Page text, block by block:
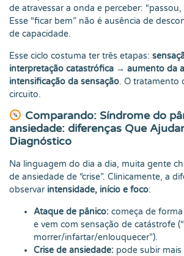
de atravessar a onda e perceber:
Esse “ficar bem” não é ausência de
de capacidade.
Esse ciclo costuma ter três etapas:
interpretação catastrófica → aumento da
intensificação da sensação. O tratamento
circuito.
Comparando: Síndrome do
ansiedade: diferenças Que
Diagnóstico
Na linguagem do dia a dia, muita gente
de ansiedade de “crise”. Clinicamente, a
observar intensidade, início e foco:
Ataque de pânico: começa de
e vem com sensação de catástrofe
morrer/infartar/enlouquecer”).
Crise de ansiedade: pode subir